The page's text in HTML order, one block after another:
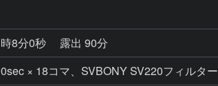
8分0秒
露出 90分
× 18コマ、SVBONY SV220フィルター